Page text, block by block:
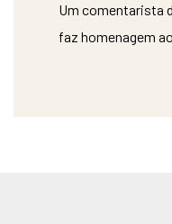
Um comentarista
faz homenagem